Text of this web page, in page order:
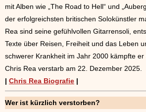
mit Alben wie „The Road to Hell“ und
der erfolgreichsten britischen Solokünstler
Rea sind seine gefühlvollen Gitarrensoli,
Texte über Reisen, Freiheit und das Leben
schwerer Krankheit im Jahr 2000 kämpfte
Chris Rea verstarb am 22. Dezember 2025.
| Chris Rea Biografie |
Wer ist kürzlich verstorben?